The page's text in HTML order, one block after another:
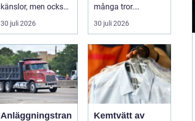
känslor, men också
praktiska beslut. En
b...
30 juli 2026
många tror.
Flygtider, packning,
säker...
30 juli 2026
Anläggningstran
Kemtvätt av